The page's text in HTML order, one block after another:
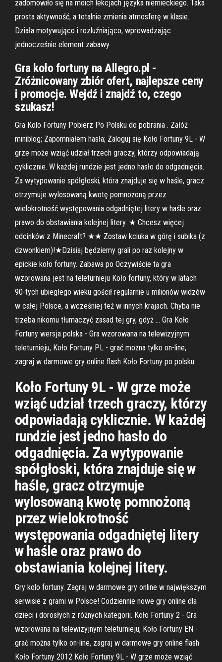
zadomowiło się na moich lekcjach języka niemieckiego. Taka
prosta aktywność, a totalnie zmienia atmosferę w klasie.
Działa motywująco i rozluźniająco, wprowadzając
jednocześnie element zabawy.
Gra koło fortuny na Allegro.pl -
Zróżnicowany zbiór ofert, najlepsze ceny
i promocje. Wejdź i znajdź to, czego
szukasz!
Gra Kolo Fortuny Pobierz Po Polsku do pobrania . Załóż
miniblog; Zapomniałem hasła; Zaloguj się Koło Fortuny 9L - W
grze może wziąć udział trzech graczy, którzy odpowiadają
cyklicznie. W każdej rundzie jest jedno hasło do odgadnięcia.
Za wytypowanie spółgłoski, która znajduje się w haśle, gracz
otrzymuje wylosowaną kwotę pomnożoną przez
wielokrotność występowania odgadniętej litery w haśle oraz
prawo do obstawiania kolejnej litery. ★ Chcesz więcej
odcinków z Minecraft? ★★ Zostaw kciuka w górę i subika (z
dzwonkiem)!★Dzisiaj będziemy grali po raz kolejny w
epickie koło fortuny. Zabawa po Oczywiście ta gra
wzorowana jest na teleturnieju Koło fortuny, który w latach
90-tych ubiegłego wieku gościł regularnie u milionów widzów
w całej Polsce, a wcześniej też w innych krajach. Chyba nie
trzeba nikomu tłumaczyć zasad tej gry, gdyż … Gra Koło
Fortuny wersja polska - Gra wzorowana na telewizyjnym
teleturnieju, Koło Fortuny PL - grać można tylko on-line,
zagraj w darmowe gry online flash Koło Fortuny po polsku.
Koło Fortuny 9L - W grze może
wziąć udział trzech graczy, którzy
odpowiadają cyklicznie. W każdej
rundzie jest jedno hasło do
odgadnięcia. Za wytypowanie
spółgłoski, która znajduje się w
haśle, gracz otrzymuje
wylosowaną kwotę pomnożoną
przez wielokrotność
występowania odgadniętej litery
w haśle oraz prawo do
obstawiania kolejnej litery.
Gry kolo fortuny. Zagraj w darmowe gry online w największym
serwisie z grami w Polsce! Codziennie nowe gry online dla
dzieci i dorosłych z różnych kategorii. Koło Fortuny 2 - Gra
wzorowana na telewizyjnym teleturnieju, Koło Fortuny EN -
grać można tylko on-line, zagraj w darmowe gry online flash
Koło Fortuny 2012 Koło Fortuny 9L - W grze może wziąć